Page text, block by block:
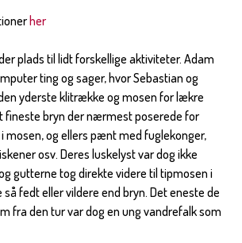
her
plads til lidt forskellige aktiviteter. Adam
ting og sager, hvor Sebastian og
yderste klitrække og mosen for lækre
fineste bryn der nærmest poserede for
mosen, og ellers pænt med fuglekonger,
osv. Deres luskelyst var dog ikke
gutterne tog direkte videre til tipmosen i
fedt eller vildere end bryn. Det eneste de
fra den tur var dog en ung vandrefalk som